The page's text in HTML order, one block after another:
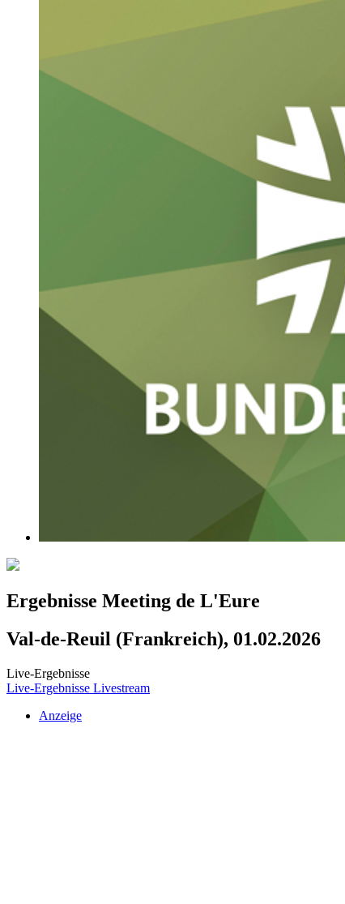
Ergebnisse Meeting de L'Eure
Val-de-Reuil (Frankreich), 01.02.2026
Live-Ergebnisse
Live-Ergebnisse Livestream
Anzeige